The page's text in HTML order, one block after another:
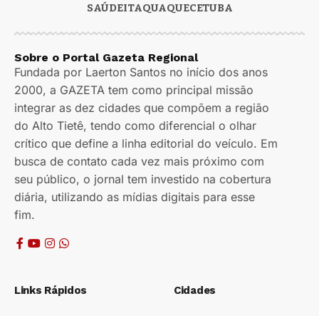
SAÚDEITAQUAQUECETUBA
Sobre o Portal Gazeta Regional
Fundada por Laerton Santos no início dos anos
2000, a GAZETA tem como principal missão
integrar as dez cidades que compõem a região
do Alto Tietê, tendo como diferencial o olhar
crítico que define a linha editorial do veículo. Em
busca de contato cada vez mais próximo com
seu público, o jornal tem investido na cobertura
diária, utilizando as mídias digitais para esse
fim.
Links Rápidos Cidades